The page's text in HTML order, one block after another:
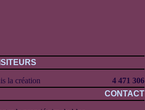
la création
4 471 306
CONTACT